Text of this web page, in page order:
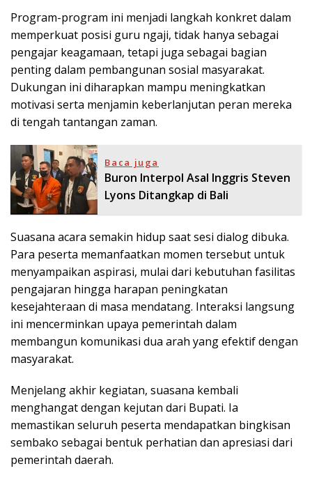
Program-program ini menjadi langkah konkret dalam
memperkuat posisi guru ngaji, tidak hanya sebagai
pengajar keagamaan, tetapi juga sebagai bagian
penting dalam pembangunan sosial masyarakat.
Dukungan ini diharapkan mampu meningkatkan
motivasi serta menjamin keberlanjutan peran mereka
di tengah tantangan zaman.
Baca juga
Buron Interpol Asal Inggris Steven
Lyons Ditangkap di Bali
Suasana acara semakin hidup saat sesi dialog dibuka.
Para peserta memanfaatkan momen tersebut untuk
menyampaikan aspirasi, mulai dari kebutuhan fasilitas
pengajaran hingga harapan peningkatan
kesejahteraan di masa mendatang. Interaksi langsung
ini mencerminkan upaya pemerintah dalam
membangun komunikasi dua arah yang efektif dengan
masyarakat.
Menjelang akhir kegiatan, suasana kembali
menghangat dengan kejutan dari Bupati. Ia
memastikan seluruh peserta mendapatkan bingkisan
sembako sebagai bentuk perhatian dan apresiasi dari
pemerintah daerah.